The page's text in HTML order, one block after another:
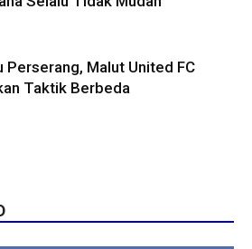
Perserang, Malut United FC
Taktik Berbeda